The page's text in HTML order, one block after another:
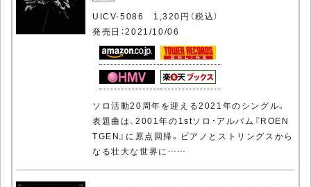
UICV-5086 1,320円（税込）
発売日：2021/10/06
ソロ活動20周年を迎える2021年のシングル。
表題曲は、2001年の1stソロ・アルバム『ROEN
TGEN』に原点回帰。ピアノとストリングスから
なる壮大な世界に……